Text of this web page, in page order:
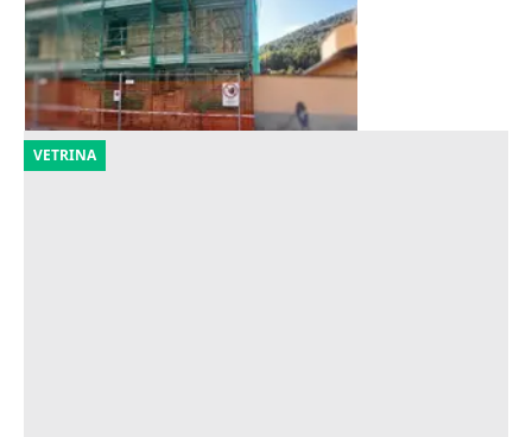
Bussi sul Tirino (Pescara)
14.906 €
11/09/2026
VETRINA